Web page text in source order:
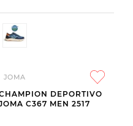
JOMA
DEPORTIVO
C367 MEN 2517